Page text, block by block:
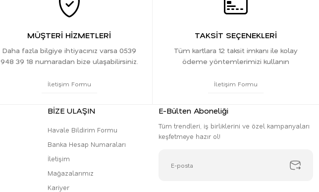
MÜŞTERİ HİZMETLERİ
Daha fazla bilgiye ihtiyacınız varsa 0539
948 39 18 numaradan bize ulaşabilirsiniz.
İletişim Formu
TAKSİT SEÇENEKLERİ
Tüm kartlara 12 taksit imkanı ile kolay
ödeme yöntemlerimizi kullanın
İletişim Formu
BİZE ULAŞIN
Havale Bildirim Formu
Banka Hesap Numaraları
İletişim
Mağazalarımız
Kariyer
E-Bülten Aboneliği
Tüm trendleri, iş birliklerini ve özel kampanyaları
keşfetmeye hazır ol!